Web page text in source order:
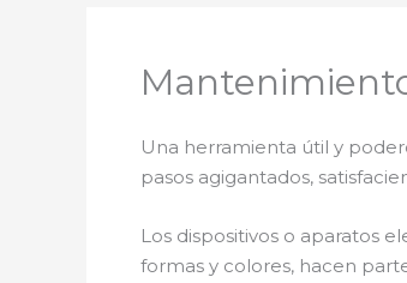
Una herramienta útil y
pasos agigantados,
Los dispositivos o aparatos
formas y colores, hacen